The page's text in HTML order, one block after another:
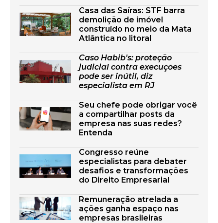
Casa das Saíras: STF barra
demolição de imóvel
construído no meio da Mata
Atlântica no litoral
Caso Habib's: proteção
judicial contra execuções
pode ser inútil, diz
especialista em RJ
Seu chefe pode obrigar você
a compartilhar posts da
empresa nas suas redes?
Entenda
Congresso reúne
especialistas para debater
desafios e transformações
do Direito Empresarial
Remuneração atrelada a
ações ganha espaço nas
empresas brasileiras